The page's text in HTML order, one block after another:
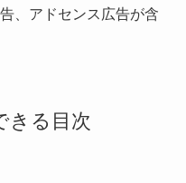
、アドセンス広告が含
きる目次